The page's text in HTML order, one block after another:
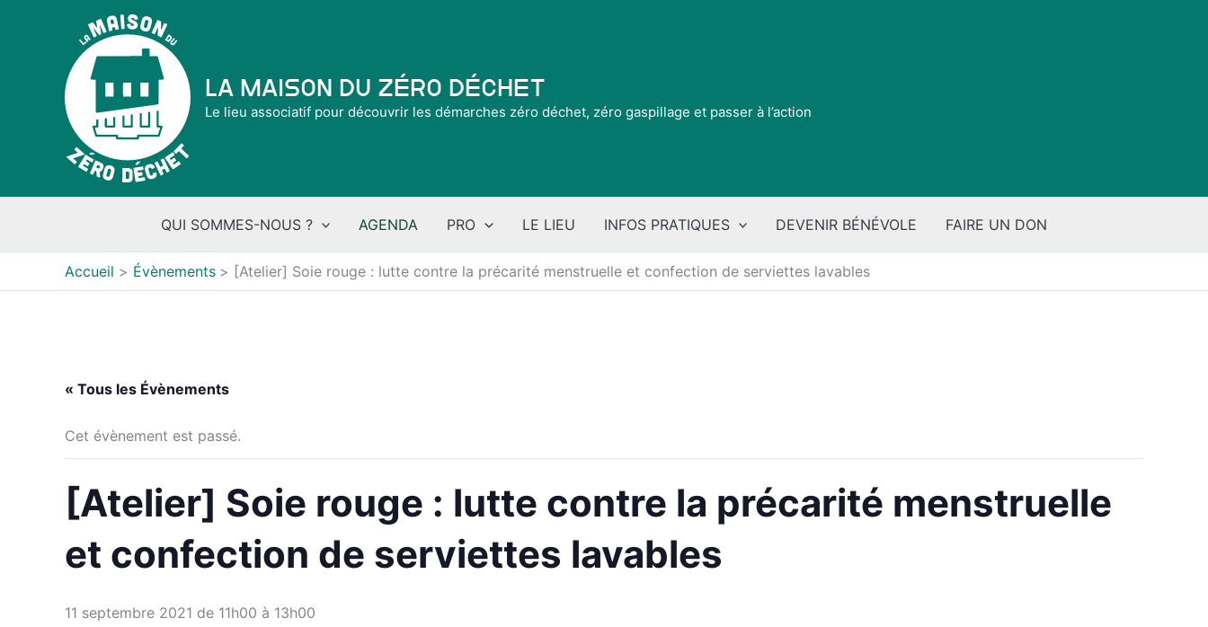
La Maison du Zéro Déchet
Le lieu associatif pour découvrir les démarches zéro déchet, zéro gaspillage et passer à l’action
QUI SOMMES-NOUS ? AGENDA PRO LE LIEU INFOS PRATIQUES DEVENIR BÉNÉVOLE FAIRE UN DON
Accueil Évènements [Atelier] Soie rouge : lutte contre la précarité menstruelle et confection de serviettes lavables
« Tous les Évènements
Cet évènement est passé.
[Atelier] Soie rouge : lutte contre la précarité menstruelle
et confection de serviettes lavables
11 septembre 2021 de 11h00 à 13h00